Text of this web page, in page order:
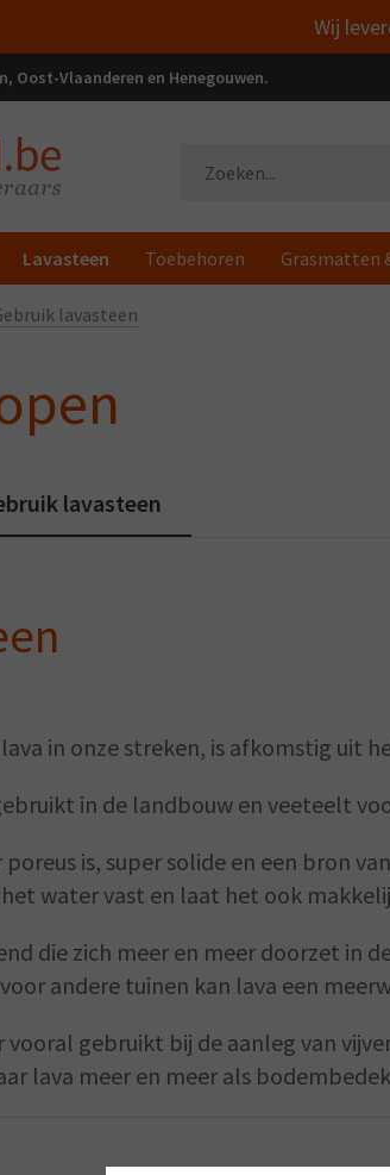
Wij
Oost-Vlaanderen en Henegouwen.
Lavasteen Toebehoren Grasmatten
lavasteen
lavasteen
in onze streken, is afkomstig uit
in de landbouw en veeteelt
poreus is, super solide en een
water vast en laat het ook
die zich meer en meer doorzet
andere tuinen kan lava een
gebruikt bij de aanleg van
lava meer en meer als